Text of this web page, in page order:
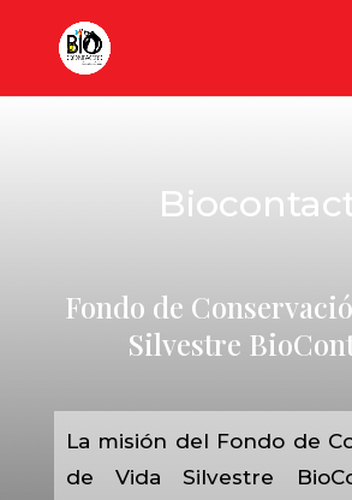
Fondo de
Silvestre
La misión del Fondo de
de Vida Silvestre